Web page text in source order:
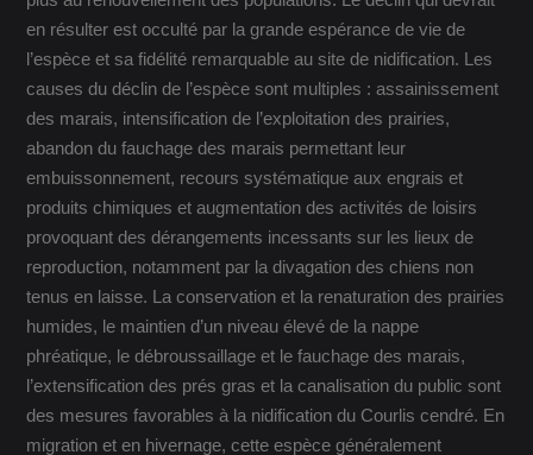
en résulter est occulté par la grande espérance de vie de
l’espèce et sa fidélité remarquable au site de nidification. Les
causes du déclin de l’espèce sont multiples : assainissement
des marais, intensification de l’exploitation des prairies,
abandon du fauchage des marais permettant leur
embuissonnement, recours systématique aux engrais et
produits chimiques et augmentation des activités de loisirs
provoquant des dérangements incessants sur les lieux de
reproduction, notamment par la divagation des chiens non
tenus en laisse. La conservation et la renaturation des prairies
humides, le maintien d’un niveau élevé de la nappe
phréatique, le débroussaillage et le fauchage des marais,
l’extensification des prés gras et la canalisation du public sont
des mesures favorables à la nidification du Courlis cendré. En
migration et en hivernage, cette espèce généralement